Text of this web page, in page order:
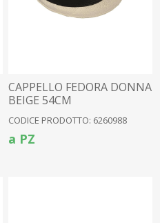
CAPPELLO FEDORA DONNA
BEIGE 54CM
CODICE PRODOTTO: 6260988
a PZ